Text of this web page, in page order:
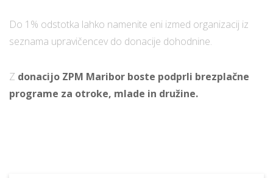
Do 1% odstotka lahko namenite eni izmed organizacij iz
seznama upravičencev do donacije dohodnine.
Z donacijo ZPM Maribor boste podprli brezplačne
programe za otroke, mlade in družine.